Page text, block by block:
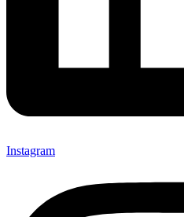
Instagram